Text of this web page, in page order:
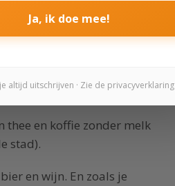
voedingsmiddelen, hoewel
makkelijker ik afval.
thee en koffie zonder melk
stad).
en wijn. En zoals je
Ja, ik doe mee!
je altijd uitschrijven · Zie de privacyverklaring